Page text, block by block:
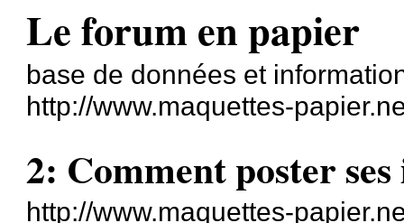
Le forum en papier
base de données et
http://www.maquettes-
2: Comment poster
http://www.maquettes-